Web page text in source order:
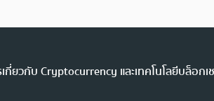
ยวกับ Cryptocurrency และเทคโนโลยีบล็อ